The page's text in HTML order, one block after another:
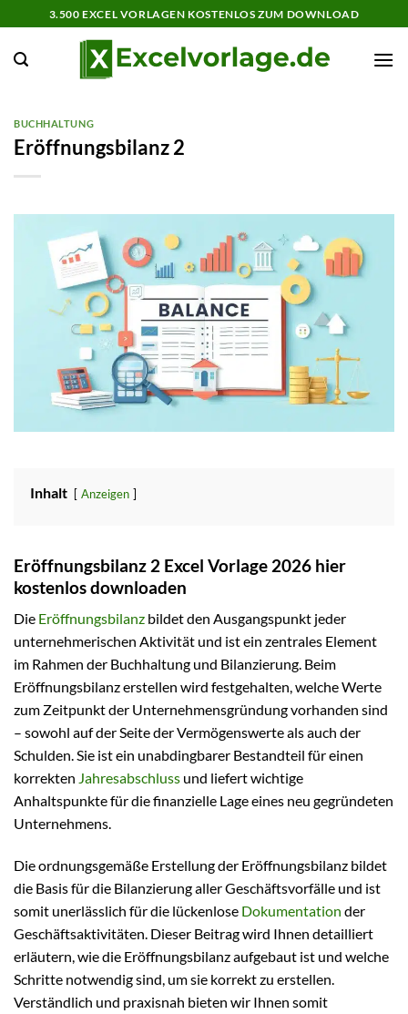
Inhalt
springen
3.500 EXCEL VORLAGEN KOSTENLOS ZUM DOWNLOAD
BUCHHALTUNG
Eröffnungsbilanz 2
Inhalt Anzeigen
Eröffnungsbilanz 2 Excel Vorlage 2026 hier
kostenlos downloaden
Die Eröffnungsbilanz bildet den Ausgangspunkt jeder
unternehmerischen Aktivität und ist ein zentrales Element
im Rahmen der Buchhaltung und Bilanzierung. Beim
Eröffnungsbilanz erstellen wird festgehalten, welche Werte
zum Zeitpunkt der Unternehmensgründung vorhanden sind
– sowohl auf der Seite der Vermögenswerte als auch der
Schulden. Sie ist ein unabdingbarer Bestandteil für einen
korrekten Jahresabschluss und liefert wichtige
Anhaltspunkte für die finanzielle Lage eines neu gegründeten
Unternehmens.
Die ordnungsgemäße Erstellung der Eröffnungsbilanz bildet
die Basis für die Bilanzierung aller Geschäftsvorfälle und ist
somit unerlässlich für die lückenlose Dokumentation der
Geschäftsaktivitäten. Dieser Beitrag wird Ihnen detailliert
erläutern, wie die Eröffnungsbilanz aufgebaut ist und welche
Schritte notwendig sind, um sie korrekt zu erstellen.
Verständlich und praxisnah bieten wir Ihnen somit